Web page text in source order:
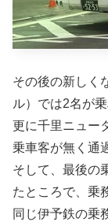
その後の新しく
ル）では2名が乗
更に千里ニュー
乗車客が無く通
そして、最後の
たところで、乗
同じ伊予鉄の乗